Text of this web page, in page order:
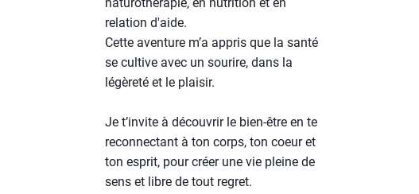
relation d'aide.
Cette aventure m’a appris que la santé
se cultive avec un sourire, dans la
légèreté et le plaisir.
Je t’invite à découvrir le bien-être en te
reconnectant à ton corps, ton coeur et
ton esprit, pour créer une vie pleine de
sens et libre de tout regret.